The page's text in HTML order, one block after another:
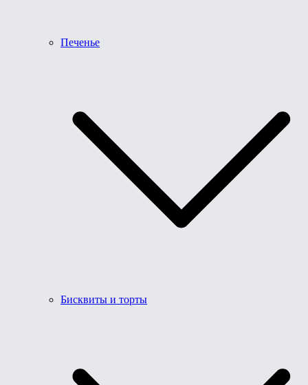
Печенье
Бисквиты и торты